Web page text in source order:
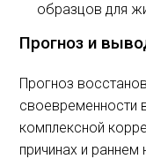
образцов для
Прогноз и
Прогноз
своевременности
комплексной
причинах и раннем